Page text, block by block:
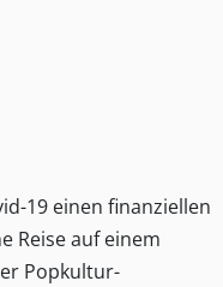
19 einen finanziellen
Reise auf einem
Popkultur-